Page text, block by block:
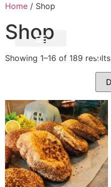
Home / Shop
Shop
Showing 1–16 of 189 results